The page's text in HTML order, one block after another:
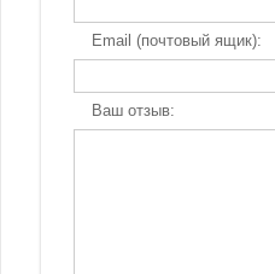
Email (почтовый ящик):
Ваш отзыв: